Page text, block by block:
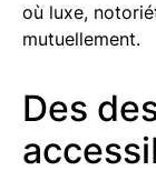
où luxe,
mutuellement.
Des